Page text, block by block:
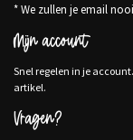
* We zullen je email
Mijn account
Snel regelen in je
artikel.
Vragen?